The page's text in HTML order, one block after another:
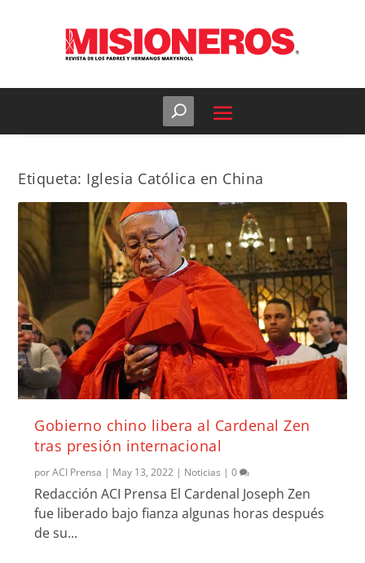
Etiqueta: Iglesia Católica en China
Gobierno chino libera al Cardenal Zen
tras presión internacional
porACI Prensa | May 13, 2022 | Noticias |0
Redacción ACI Prensa El Cardenal Joseph Zen
fue liberado bajo fianza algunas horas después
de su...